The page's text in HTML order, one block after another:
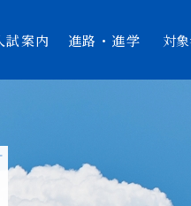
試案内 進路・進学 対
在校生・保護